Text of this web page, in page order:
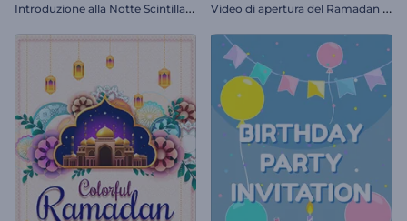
I
ntroduzione alla Notte Scintillante del Ramadan V
ideo di apertura del Ramadan di Luminary